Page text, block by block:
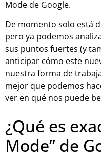
Mode de Google.
De momento solo está
pero ya podemos
sus puntos fuertes (y
anticipar cómo este
nuestra forma de
mejor que podemos
ver en qué nos puede
¿Qué es
Mode” de